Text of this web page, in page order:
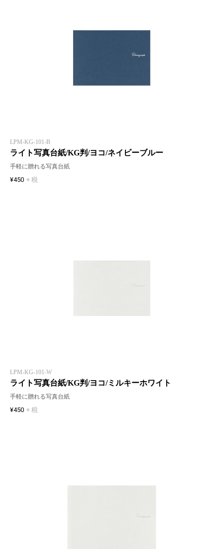
LPM-KG-101-B
ライト写真台紙/KG判/ヨコ/ネイビーブルー
手軽に贈れる写真台紙
¥450 + 税
LPM-KG-101-W
ライト写真台紙/KG判/ヨコ/ミルキーホワイト
手軽に贈れる写真台紙
¥450 + 税